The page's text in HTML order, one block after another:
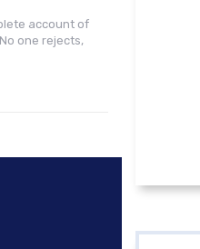
account of
one rejects,